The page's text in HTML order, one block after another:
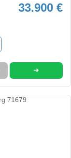
33.900 €
➜